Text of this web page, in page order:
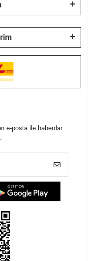
e-posta ile haberdar